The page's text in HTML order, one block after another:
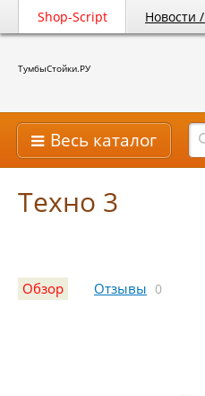
Shop-Script Новости
ТумбыСтойки.РУ
Весь каталог
Техно 3
Обзор Отзывы 0